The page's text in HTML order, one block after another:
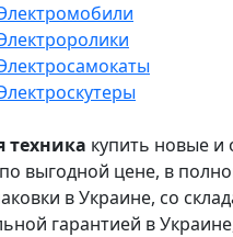
техника купить новые
выгодной цене, в
в Украине, со
гарантией в